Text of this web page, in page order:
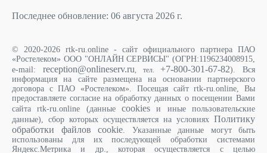
Последнее обновление: 06 августа 2026 г.
© 2020-2026 rtk-ru.online - сайт официального партнера ПАО
«Ростелеком» ООО "ОНЛАЙН СЕРВИСЫ" (ОГРН:1196234008915,
e-mail: reception@onlineserv.ru , тел.+7-800-301-67-82). Вся
информация на сайте размещена на основании партнерского
договора с ПАО «Ростелеком». Посещая сайт rtk-ru.online, Вы
предоставляете согласие на обработку данных о посещении Вами
сайта rtk-ru.online (данные cookies и иные пользовательские
данные), сбор которых осуществляется на условиях Политику
обработки файлов cookie . Указанные данные могут быть
использованы для их последующей обработки системами
Яндекс.Метрика и др., которая осуществляется с целью